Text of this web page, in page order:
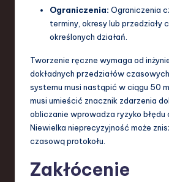
Ograniczenia: Ograniczenia
terminy, okresy lub przedziały
określonych działań.
Tworzenie ręczne wymaga od
dokładnych przedziałów
systemu musi nastąpić w ciągu 50
musi umieścić znacznik zdarzenia
obliczanie wprowadza ryzyko błędu
Niewielka nieprecyzyjność może
czasową protokołu.
Zakłócenie